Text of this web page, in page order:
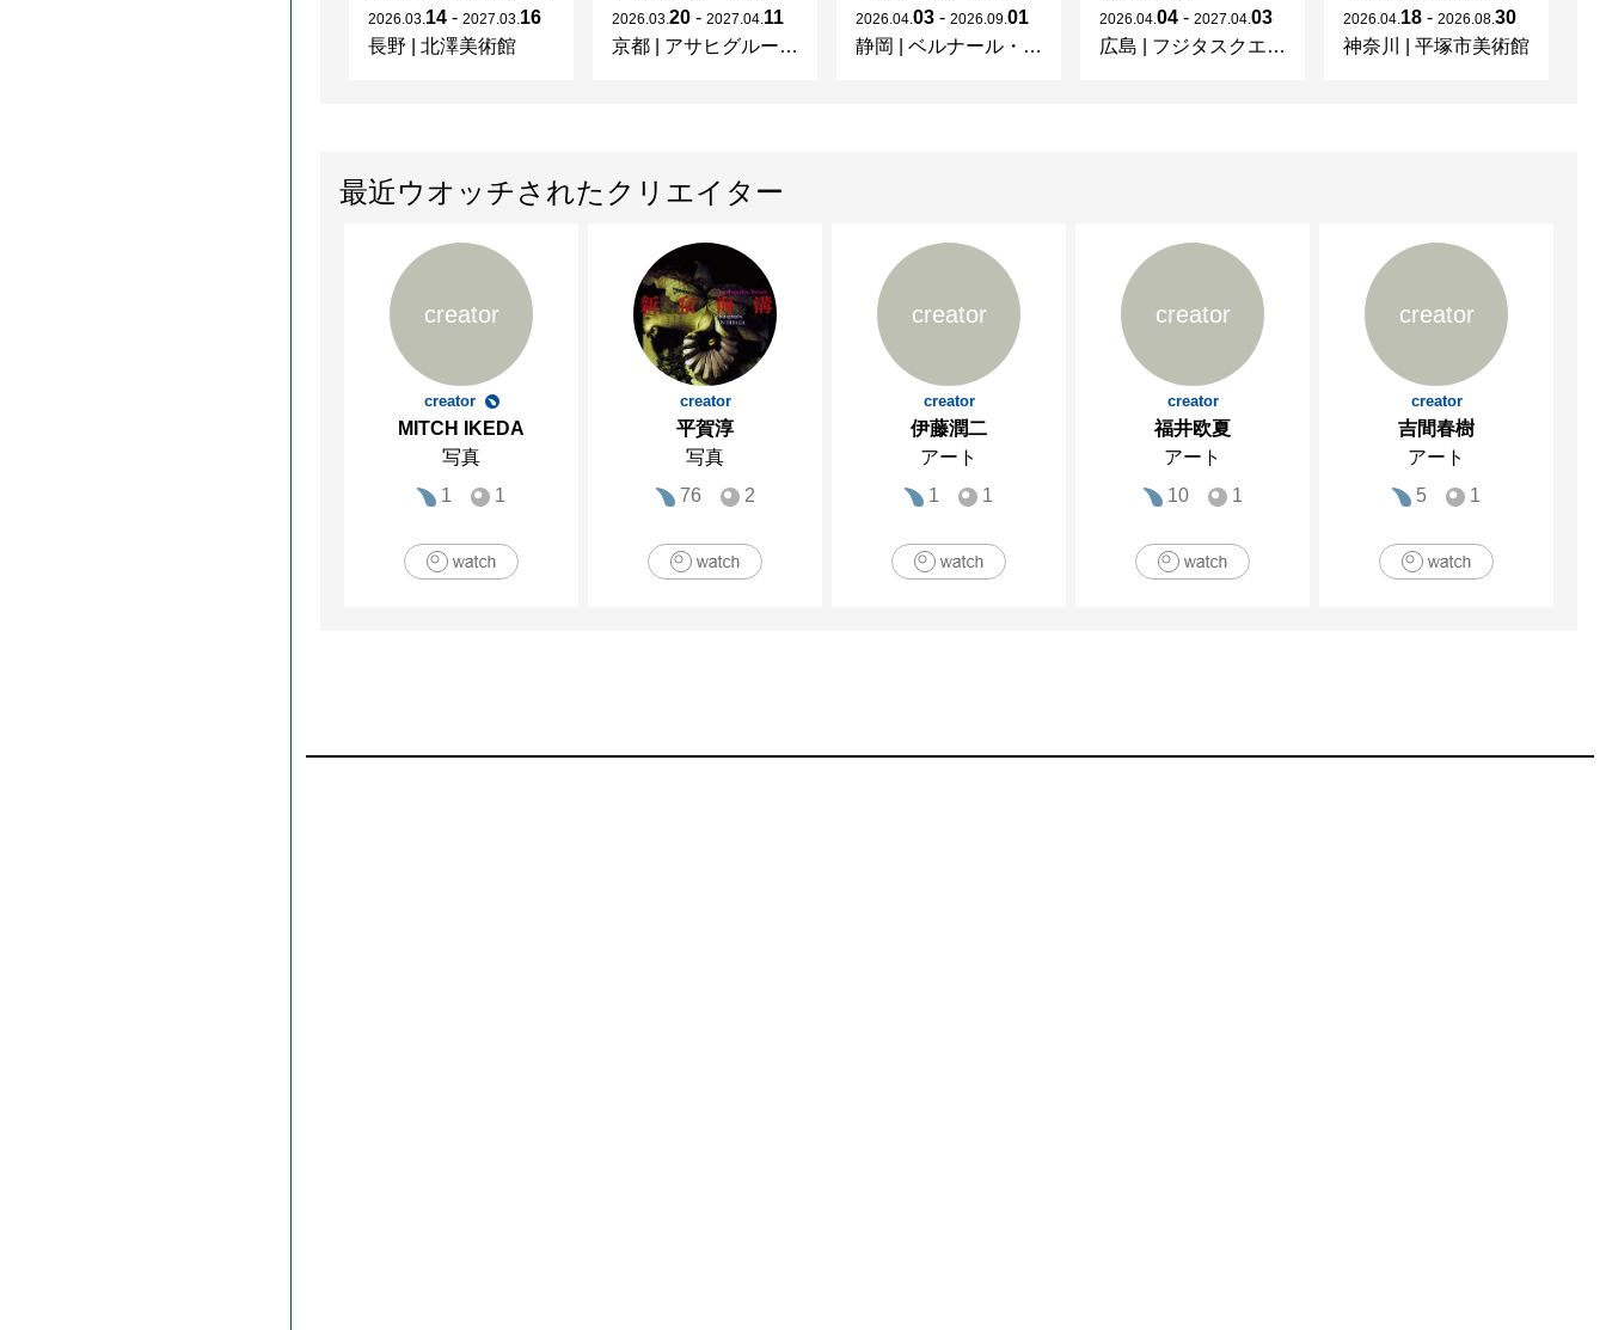
2026 03 14 - 2027 03 16
長野
北澤美術館
2026 03 20 - 2027 04 11
京都
アサヒグループ大山崎山荘美術館
2026 04 03 - 2026 09 01
静岡
ベルナール・ビュフェ美術館
2026 04 04 - 2027 04 03
広島
フジタスクエアまるくる大野
2026 04 18 - 2026 08 30
神奈川
平塚市美術館
最近ウオッチされたクリエイター
creator
creator
MITCH IKEDA
写真
1
1
creator
平賀淳
写真
76
2
creator
creator
伊藤潤二
アート
1
1
creator
creator
福井欧夏
アート
10
1
creator
creator
吉間春樹
アート
5
1